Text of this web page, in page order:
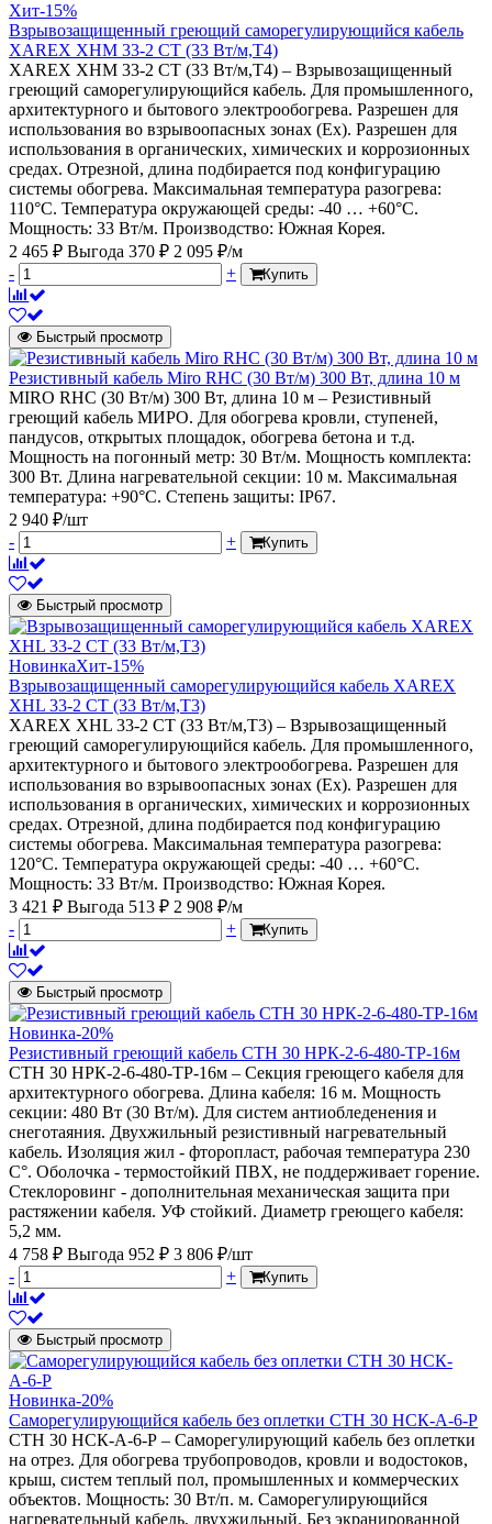
Хит-15%
Взрывозащищенный греющий саморегулирующийся кабель
XAREX XHM 33-2 CT (33 Вт/м,Т4)
XAREX XHM 33-2 CT (33 Вт/м,Т4) – Взрывозащищенный
греющий саморегулирующийся кабель. Для промышленного,
архитектурного и бытового электрообогрева. Разрешен для
использования во взрывоопасных зонах (Ех). Разрешен для
использования в органических, химических и коррозионных
средах. Отрезной, длина подбирается под конфигурацию
системы обогрева. Максимальная температура разогрева:
110°С. Температура окружающей среды: -40 … +60°С.
Мощность: 33 Вт/м. Производство: Южная Корея.
2 465 ₽ Выгода 370 ₽ 2 095 ₽/м
-
+ Купить
Быстрый просмотр
Резистивный кабель Miro RHC (30 Вт/м) 300 Вт, длина 10 м
MIRO RHC (30 Вт/м) 300 Вт, длина 10 м – Резистивный
греющий кабель МИРО. Для обогрева кровли, ступеней,
пандусов, открытых площадок, обогрева бетона и т.д.
Мощность на погонный метр: 30 Вт/м. Мощность комплекта:
300 Вт. Длина нагревательной секции: 10 м. Максимальная
температура: +90°С. Степень защиты: IP67.
2 940 ₽/шт
-
+ Купить
Быстрый просмотр
НовинкаХит-15%
Взрывозащищенный саморегулирующийся кабель XAREX
XHL 33-2 CT (33 Вт/м,Т3)
XAREX XHL 33-2 CT (33 Вт/м,Т3) – Взрывозащищенный
греющий саморегулирующийся кабель. Для промышленного,
архитектурного и бытового электрообогрева. Разрешен для
использования во взрывоопасных зонах (Ех). Разрешен для
использования в органических, химических и коррозионных
средах. Отрезной, длина подбирается под конфигурацию
системы обогрева. Максимальная температура разогрева:
120°С. Температура окружающей среды: -40 … +60°С.
Мощность: 33 Вт/м. Производство: Южная Корея.
3 421 ₽ Выгода 513 ₽ 2 908 ₽/м
-
+ Купить
Быстрый просмотр
Новинка-20%
Резистивный греющий кабель СТН 30 НРК-2-6-480-ТР-16м
СТН 30 НРК-2-6-480-ТР-16м – Секция греющего кабеля для
архитектурного обогрева. Длина кабеля: 16 м. Мощность
секции: 480 Вт (30 Вт/м). Для систем антиобледенения и
снеготаяния. Двухжильный резистивный нагревательный
кабель. Изоляция жил - фторопласт, рабочая температура 230
С°. Оболочка - термостойкий ПВХ, не поддерживает горение.
Стеклоровинг - дополнительная механическая защита при
растяжении кабеля. УФ стойкий. Диаметр греющего кабеля:
5,2 мм.
4 758 ₽ Выгода 952 ₽ 3 806 ₽/шт
-
+ Купить
Быстрый просмотр
Новинка-20%
Саморегулирующийся кабель без оплетки СТН 30 НСК-А-6-Р
СТН 30 НСК-А-6-Р – Саморегулирующий кабель без оплетки
на отрез. Для обогрева трубопроводов, кровли и водостоков,
крыш, систем теплый пол, промышленных и коммерческих
объектов. Мощность: 30 Вт/п. м. Саморегулирующийся
нагревательный кабель, двухжильный. Без экранированной